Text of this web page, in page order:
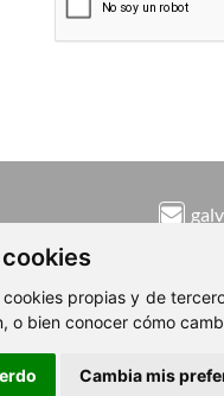
propias y de
o bien conocer cómo
Cambia mis
ClickViviendas